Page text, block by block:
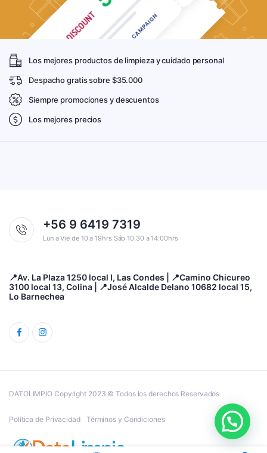
Los mejores productos de limpieza y cuidado personal
Despacho gratis sobre $35.000
Siempre promociones y descuentos
Los mejores precios
+56 9 6419 7319
Lun a Vie de 10 a 19hrs Sáb 10:30 a 14:00hrs
📍Av. La Plaza 1250 local I, Las Condes | 📍Camino Chicureo
3100 local 13, Colina | 📍José Alcalde Delano 10682 local 15,
Lo Barnechea
DATOLIMPIO Copyright 2023 © Todos los derechos Reservados
Política de Privacidad Términos y Condiciones